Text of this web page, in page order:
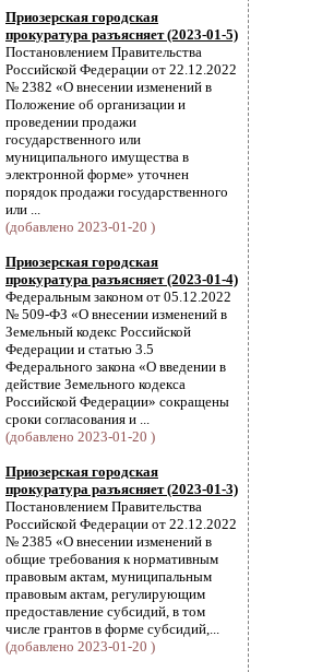
Приозерская городская
прокуратура разъясняет (2023-01-5)
Постановлением Правительства
Российской Федерации от 22.12.2022
№ 2382 «О внесении изменений в
Положение об организации и
проведении продажи
государственного или
муниципального имущества в
электронной форме» уточнен
порядок продажи государственного
или ...
(добавлено 2023-01-20 )
Приозерская городская
прокуратура разъясняет (2023-01-4)
Федеральным законом от 05.12.2022
№ 509-ФЗ «О внесении изменений в
Земельный кодекс Российской
Федерации и статью 3.5
Федерального закона «О введении в
действие Земельного кодекса
Российской Федерации» сокращены
сроки согласования и ...
(добавлено 2023-01-20 )
Приозерская городская
прокуратура разъясняет (2023-01-3)
Постановлением Правительства
Российской Федерации от 22.12.2022
№ 2385 «О внесении изменений в
общие требования к нормативным
правовым актам, муниципальным
правовым актам, регулирующим
предоставление субсидий, в том
числе грантов в форме субсидий,...
(добавлено 2023-01-20 )